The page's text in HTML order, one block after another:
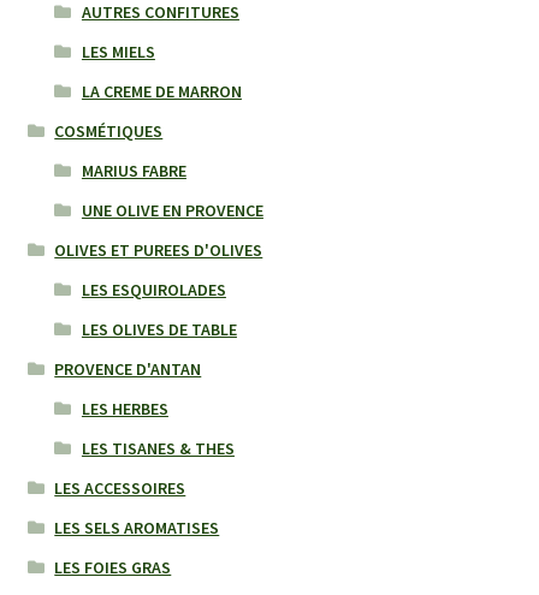
AUTRES CONFITURES
LES MIELS
LA CREME DE MARRON
COSMÉTIQUES
MARIUS FABRE
UNE OLIVE EN PROVENCE
OLIVES ET PUREES D'OLIVES
LES ESQUIROLADES
LES OLIVES DE TABLE
PROVENCE D'ANTAN
LES HERBES
LES TISANES & THES
LES ACCESSOIRES
LES SELS AROMATISES
LES FOIES GRAS